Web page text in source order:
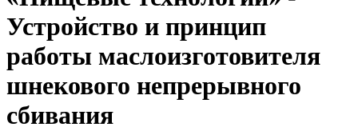
Устройство и принцип
работы маслоизготовителя
шнекового непрерывного
сбивания